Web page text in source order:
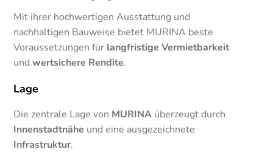
Mit ihrer hochwertigen Ausstattung und
nachhaltigen Bauweise bietet MURINA beste
Voraussetzungen für langfristige Vermietbarkeit
undwertsichere Rendite.
Lage
Die zentrale Lage von MURINA überzeugt durch
Innenstadtnähe und eine ausgezeichnete
Infrastruktur.